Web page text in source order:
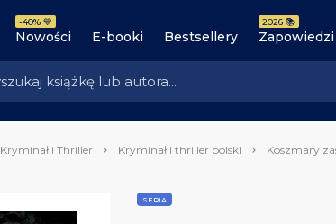
Nowości
-40% 💙
E-booki Bestsellery Zapowiedzi
2026 📚
Kryminał i Thriller Kryminał i thriller polski Koszmary
SERIA